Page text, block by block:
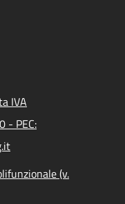
IVA
- PEC:
(v.